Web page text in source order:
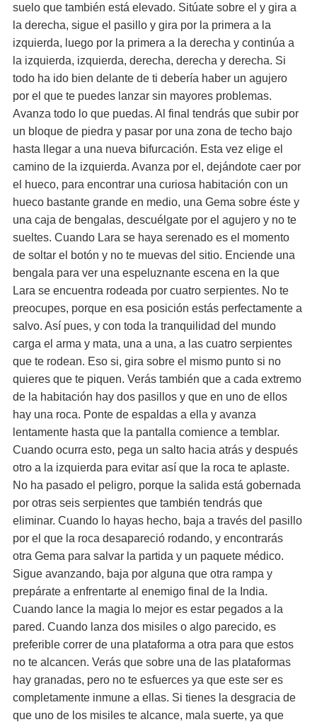
suelo que también está elevado. Sitúate sobre el y gira a
la derecha, sigue el pasillo y gira por la primera a la
izquierda, luego por la primera a la derecha y continúa a
la izquierda, izquierda, derecha, derecha y derecha. Si
todo ha ido bien delante de ti debería haber un agujero
por el que te puedes lanzar sin mayores problemas.
Avanza todo lo que puedas. Al final tendrás que subir por
un bloque de piedra y pasar por una zona de techo bajo
hasta llegar a una nueva bifurcación. Esta vez elige el
camino de la izquierda. Avanza por el, dejándote caer por
el hueco, para encontrar una curiosa habitación con un
hueco bastante grande en medio, una Gema sobre éste y
una caja de bengalas, descuélgate por el agujero y no te
sueltes. Cuando Lara se haya serenado es el momento
de soltar el botón y no te muevas del sitio. Enciende una
bengala para ver una espeluznante escena en la que
Lara se encuentra rodeada por cuatro serpientes. No te
preocupes, porque en esa posición estás perfectamente a
salvo. Así pues, y con toda la tranquilidad del mundo
carga el arma y mata, una a una, a las cuatro serpientes
que te rodean. Eso si, gira sobre el mismo punto si no
quieres que te piquen. Verás también que a cada extremo
de la habitación hay dos pasillos y que en uno de ellos
hay una roca. Ponte de espaldas a ella y avanza
lentamente hasta que la pantalla comience a temblar.
Cuando ocurra esto, pega un salto hacia atrás y después
otro a la izquierda para evitar así que la roca te aplaste.
No ha pasado el peligro, porque la salida está gobernada
por otras seis serpientes que también tendrás que
eliminar. Cuando lo hayas hecho, baja a través del pasillo
por el que la roca desapareció rodando, y encontrarás
otra Gema para salvar la partida y un paquete médico.
Sigue avanzando, baja por alguna que otra rampa y
prepárate a enfrentarte al enemigo final de la India.
Cuando lance la magia lo mejor es estar pegados a la
pared. Cuando lanza dos misiles o algo parecido, es
preferible correr de una plataforma a otra para que estos
no te alcancen. Verás que sobre una de las plataformas
hay granadas, pero no te esfuerces ya que este ser es
completamente inmune a ellas. Si tienes la desgracia de
que uno de los misiles te alcance, mala suerte, ya que